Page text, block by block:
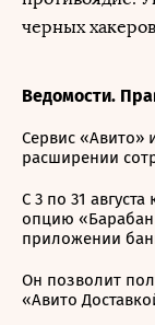
черных
Ведомости.
Сервис «Авито»
расширении
С 3 по 31
опцию
приложении
Он позволит
«Авито